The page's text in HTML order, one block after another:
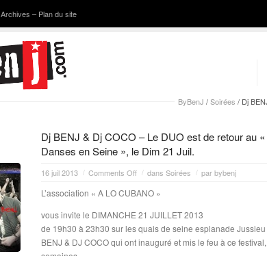
Archives – Plan du site
ByBenJ /Soirées / Dj
Dj BENJ & Dj COCO – Le DUO est de retour au
Danses en Seine », le Dim 21 Juil.
16 juil 2013 / Comments Off / dans Soirées / parbybenj
L’association « A LO CUBANO »
vous invite le DIMANCHE 21 JUILLET 2013
de 19h30 à 23h30 sur les quais de seine esplanade
BENJ & DJ COCO qui ont inauguré et mis le feu à ce